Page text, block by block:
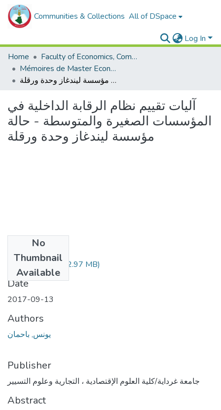
Communities & Collections All of DSpace
Log In
Home
Faculty of Economics, Commercial Sciences and Management Sciences
Mémoires de Master Economie
آليات تقييم نظام الرقابة الداخلية في المؤسسات الصغيرة والمتوسطة - حالة مؤسسة ليندغاز وحدة ورقلة
آليات تقييم نظام الرقابة الداخلية في
المؤسسات الصغيرة والمتوسطة - حالة
مؤسسة ليندغاز وحدة ورقلة
No
Thumbnail
Available
388.04.410.pdf (2.97 MB)
Date
2017-09-13
Authors
يونس, باحمان
Publisher
جامعة غرداية/كلية العلوم الإقتصادية ، التجارية وعلوم التسيير
Abstract